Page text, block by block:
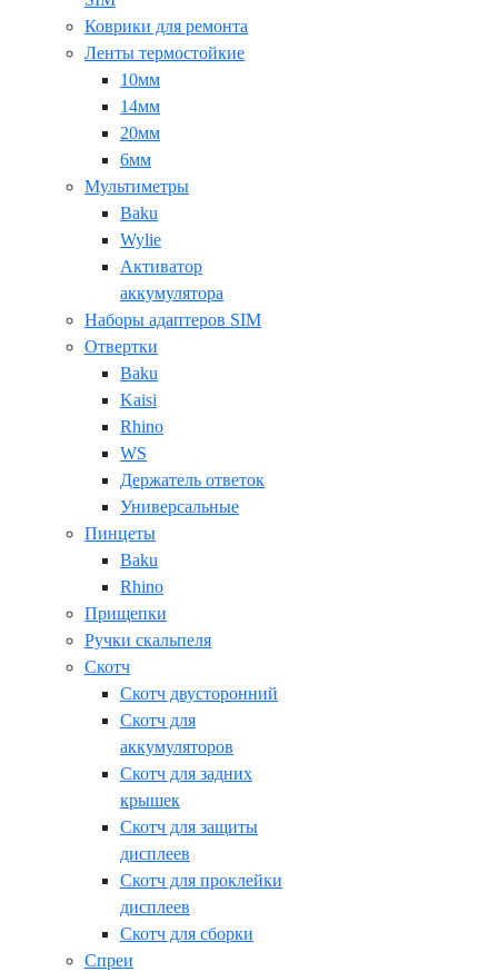
Коврики для ремонта
Ленты термостойкие
10мм
14мм
20мм
6мм
Мультиметры
Baku
Wylie
Активатор
аккумулятора
Наборы адаптеров SIM
Отвертки
Baku
Kaisi
Rhino
WS
Держатель ответок
Универсальные
Пинцеты
Baku
Rhino
Прищепки
Ручки скальпеля
Скотч
Скотч двусторонний
Скотч для
аккумуляторов
Скотч для задних
крышек
Скотч для защиты
дисплеев
Скотч для проклейки
дисплеев
Скотч для сборки
Спреи